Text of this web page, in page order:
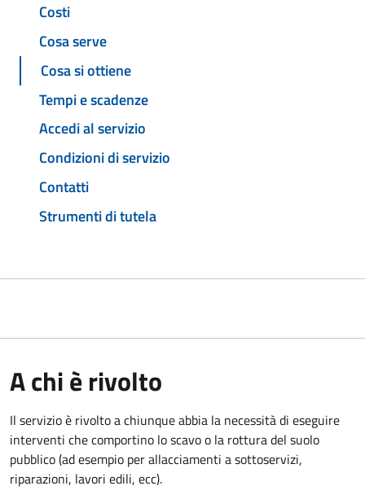
Costi
Cosa serve
Cosa si ottiene
Tempi e scadenze
Accedi al servizio
Condizioni di servizio
Contatti
Strumenti di tutela
A chi è rivolto
Il servizio è rivolto a chiunque abbia la necessità di eseguire
interventi che comportino lo scavo o la rottura del suolo
pubblico (ad esempio per allacciamenti a sottoservizi,
riparazioni, lavori edili, ecc).